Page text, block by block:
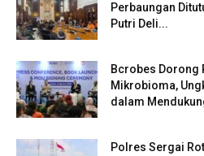
Perbaungan
Putri Deli...
Bcrobes Dorong
Mikrobioma,
dalam
Polres Sergai